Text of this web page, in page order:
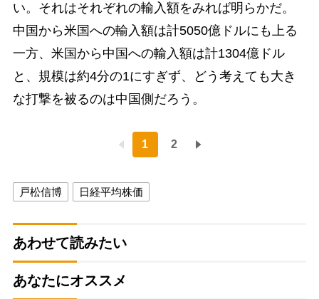
い。それはそれぞれの輸入額をみれば明らかだ。
中国から米国への輸入額は計5050億ドルにも上る
一方、米国から中国への輸入額は計1304億ドル
と、規模は約4分の1にすぎず、どう考えても大き
な打撃を被るのは中国側だろう。
1 2
戸松信博 日経平均株価
あわせて読みたい
あなたにオススメ